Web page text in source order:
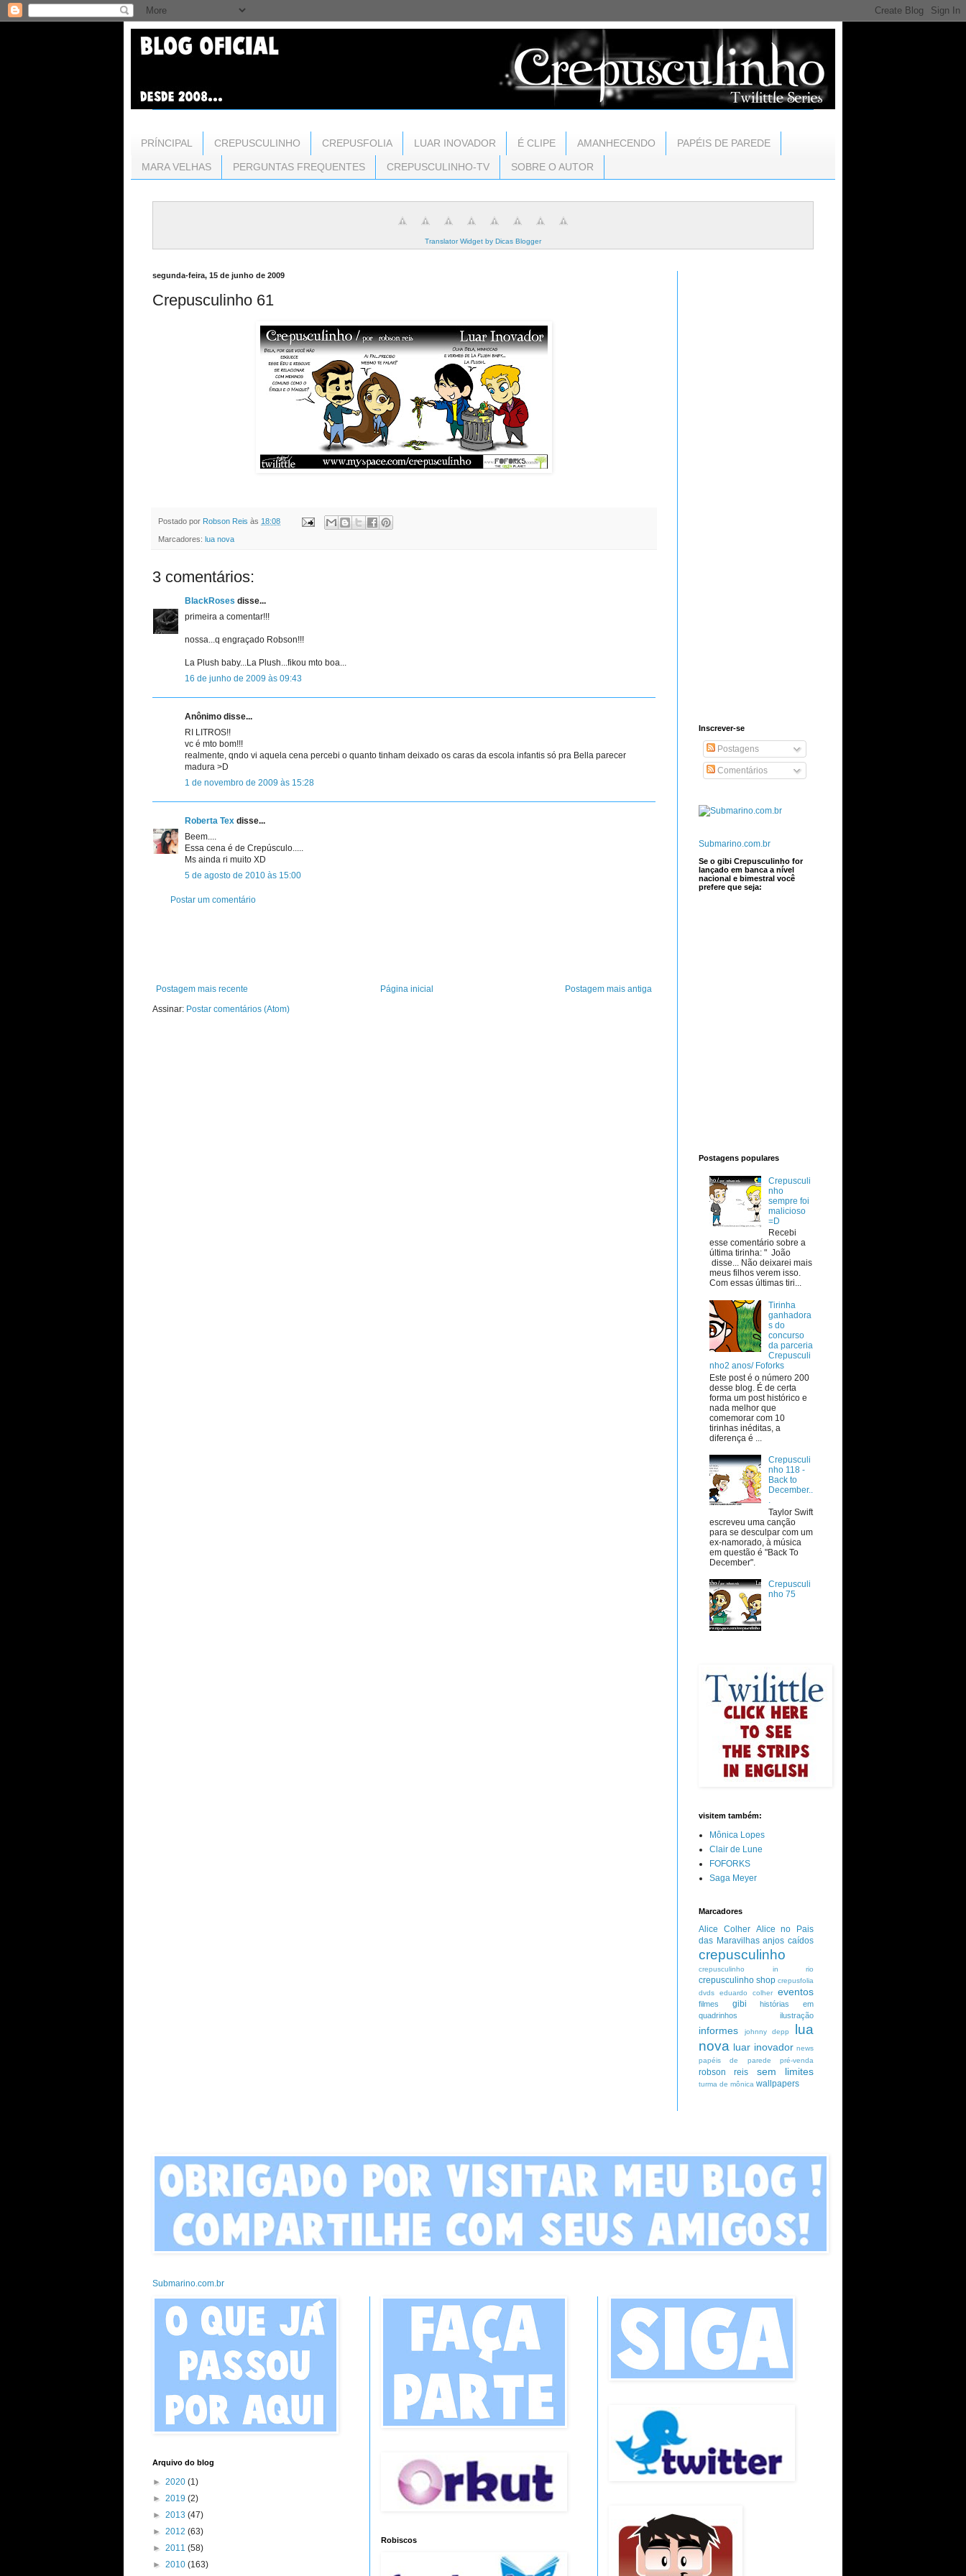
PRÍNCIPAL CREPUSCULINHO CREPUSFOLIA LUAR INOVADOR É CLIPE AMANHECENDO PAPÉIS DE PAREDE
MARA VELHAS PERGUNTAS FREQUENTES CREPUSCULINHO-TV SOBRE O AUTOR
Translator Widget by Dicas Blogger
segunda-feira, 15 de junho de 2009
Crepusculinho 61
Postado por Robson Reis às 18:08
Marcadores: lua nova
3 comentários:
BlackRoses disse...
primeira a comentar!!!
nossa...q engraçado Robson!!!
La Plush baby...La Plush...fikou mto boa...
16 de junho de 2009 às 09:43
Anônimo disse...
RI LITROS!!
vc é mto bom!!!
realmente, qndo vi aquela cena percebi o quanto tinham deixado os caras da escola infantis só pra Bella parecer
madura >D
1 de novembro de 2009 às 15:28
Roberta Tex disse...
Beem....
Essa cena é de Crepúsculo.....
Ms ainda ri muito XD
5 de agosto de 2010 às 15:00
Postar um comentário
Postagem mais recente Postagem mais antiga
Página inicial
Assinar: Postar comentários (Atom)
Inscrever-se
Postagens
Comentários
Submarino.com.br
Se o gibi Crepusculinho for
lançado em banca a nível
nacional e bimestral você
prefere que seja:
Postagens populares
Crepusculi
nho
sempre foi
malicioso
=D
Recebi
esse comentário sobre a
última tirinha: " João
disse... Não deixarei mais
meus filhos verem isso.
Com essas últimas tiri...
Tirinha
ganhadora
s do
concurso
da parceria
Crepusculi
nho2 anos/ Foforks
Este post é o número 200
desse blog. É de certa
forma um post histórico e
nada melhor que
comemorar com 10
tirinhas inéditas, a
diferença é ...
Crepusculi
nho 118 -
Back to
December..
.
Taylor Swift
escreveu uma canção
para se desculpar com um
ex-namorado, à música
em questão é "Back To
December".
Crepusculi
nho 75
visitem também:
Mônica Lopes
Clair de Lune
FOFORKS
Saga Meyer
Marcadores
Alice Colher Alice no Pais
das Maravilhas anjos caídos
crepusculinho
crepusculinho in rio
crepusculinho shop crepusfolia
dvds
eduardo colher eventos
filmes gibi
histórias em
quadrinhos
ilustração
informes johnny depp
lua
nova luar inovador news
papéis de parede
pré-venda
robson reis sem limites
turma de mônica wallpapers
Submarino.com.br
Arquivo do blog
► 2020 (1)
► 2019 (2)
► 2013 (47)
► 2012 (63)
► 2011 (58)
► 2010 (163)
Robiscos